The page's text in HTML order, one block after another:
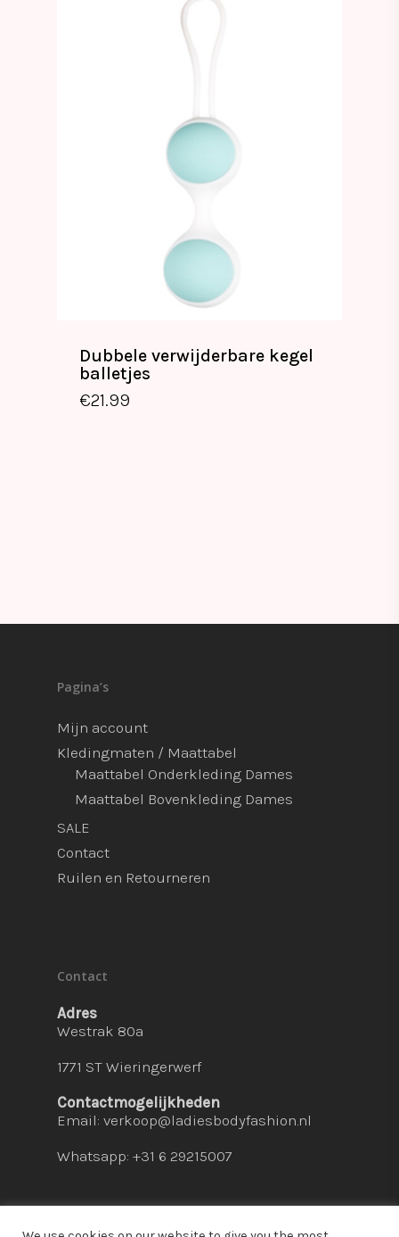
Dubbele verwijderbare kegel
balletjes
€21.99
Pagina’s
Mijn account
Kledingmaten / Maattabel
Maattabel Onderkleding Dames
Maattabel Bovenkleding Dames
SALE
Contact
Ruilen en Retourneren
Contact
Adres
Westrak 80a
1771 ST Wieringerwerf
Contactmogelijkheden
Email: verkoop@ladiesbodyfashion.nl
Whatsapp: +31 6 29215007